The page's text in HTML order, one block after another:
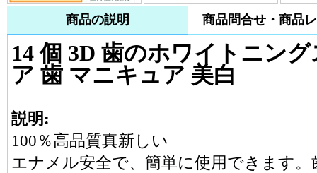
商品の説明 商品問合せ・商品
14 個 3D 歯のホワイトニン
ア 歯 マニキュア 美白
説明:
100％高品質真新しい
エナメル安全で、簡単に使用できます